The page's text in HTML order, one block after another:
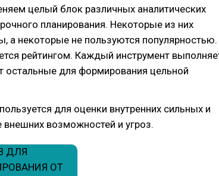
целый блок различных аналитических
планирования. Некоторые из них
а некоторые не пользуются популярностью.
рейтингом. Каждый инструмент
остальные для формирования цельной
для оценки внутренних сильных и
внешних возможностей и угроз.